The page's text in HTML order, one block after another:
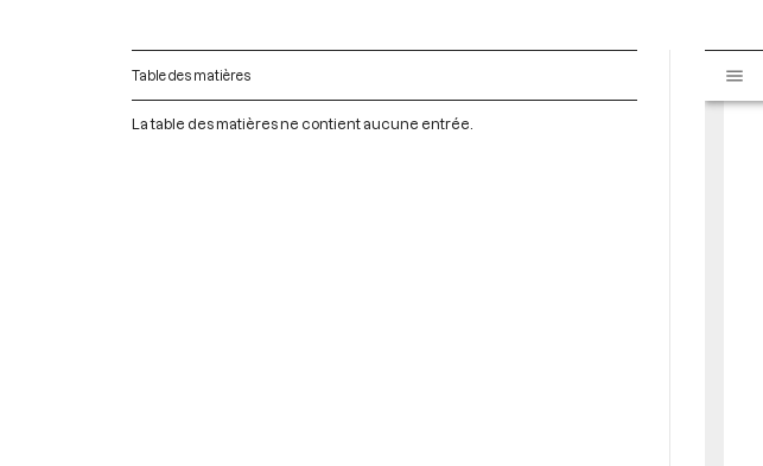
Table des matières
La table des matières ne contient aucune entrée.
s